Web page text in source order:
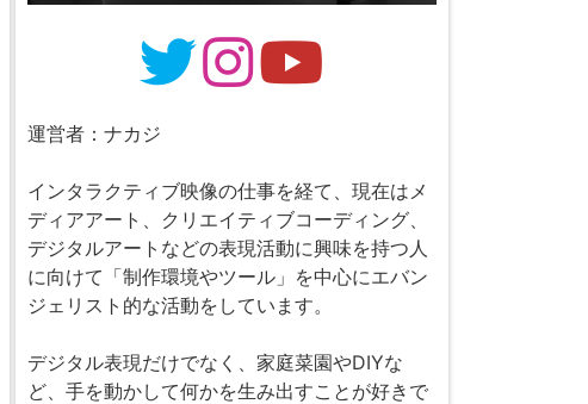
運営者：ナカジ
インタラクティブ映像の仕事を経て、現在はメ
ディアアート、クリエイティブコーディング、
デジタルアートなどの表現活動に興味を持つ人
に向けて「制作環境やツール」を中心にエバン
ジェリスト的な活動をしています。
デジタル表現だけでなく、家庭菜園やDIYな
ど、手を動かして何かを生み出すことが好きで